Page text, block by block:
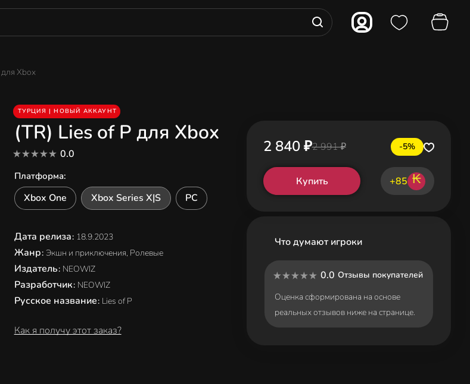
для Xbox
ТУРЦИЯ | НОВЫЙ АККАУНТ
(TR) Lies of P для Xbox
0.0
Платформа:
Xbox One Xbox Series X|S PC
Дата релиза: 18.9.2023
Жанр: Экшн и приключения, Ролевые
Издатель: NEOWIZ
Разработчик: NEOWIZ
Русское название: Lies of P
Как я получу этот заказ?
2 840 ₽2 991 ₽ -5%
Купить +85 ₭
Что думают игроки
0.0 Отзывы покупателей
Оценка сформирована на основе
реальных отзывов ниже на странице.